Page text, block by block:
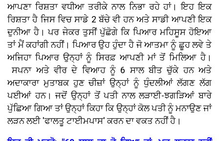
ਆਪਣਾ ਰਿਸ਼ਤਾ ਵਧੀਆ ਤਰੀਕੇ ਨਾਲ ਨਿਭਾ ਰਹੇ ਹਾਂ। ਇਹ ਇਕ
ਰਿਸ਼ਤਾ ਹੈ ਜਿਸ ਵਿਚ ਸਾਡੇ 2 ਬੱਚੇ ਵੀ ਹਨ ਅਤੇ ਸਾਡੀ ਆਪਣੀ ਇਕ
ਦੁਨੀਆ ਹੈ। ਪਰ ਜੇਕਰ ਤੁਸੀਂ ਪੁੱਛੋਗੇ ਕਿ ਪਿਆਰ ਮਹਿਸੂਸ ਹੋਇਆ
ਤਾਂ ਮੈਂ ਕਹਾਂਗੀ ਨਹੀਂ। ਪਿਆਰ ਉਹ ਹੁੰਦਾ ਹੈ ਜੋ ਆਤਮਾ ਨੂੰ ਛੂਹ ਲਵੇ ਤੇ
ਅਜਿਹਾ ਪਿਆਰ ਉਨ੍ਹਾਂ ਨੂੰ ਸਿਰਫ਼ ਆਪਣੀ ਮਾਂ ਤੋਂ ਮਿਲਿਆ ਹੈ।
ਸਪਨਾ ਅਤੇ ਵੀਰ ਦੇ ਵਿਆਹ ਨੂੰ 6 ਸਾਲ ਬੀਤ ਚੁੱਕੇ ਹਨ ਅਤੇ
ਅਦਾਕਾਰਾ ਮੁਤਾਬਕ ਹੁਣ ਚੀਜ਼ਾਂ ਉਨ੍ਹਾਂ ਨੂੰ ਧੁੰਦਲੀਆਂ ਲੱਗਣ ਲੱਗ
ਪਈਆਂ ਹਨ। ਜਦੋਂ ਉਨ੍ਹਾਂ ਤੋਂ ਪਤੀ ਨਾਲ ਲੜਾਈ-ਝਗੜਿਆਂ ਬਾਰੇ
ਪੁੱਛਿਆ ਗਿਆ ਤਾਂ ਉਨ੍ਹਾਂ ਕਿਹਾ ਕਿ ਉਨ੍ਹਾਂ ਕੋਲ ਪਤੀ ਨੂੰ ਮਨਾਉਣ ਜਾਂ
ਲੜਨ ਲਈ 'ਫਾਲਤੂ ਟਾਈਮਪਾਸ' ਕਰਨ ਦਾ ਵਕਤ ਨਹੀਂ ਹੈ।